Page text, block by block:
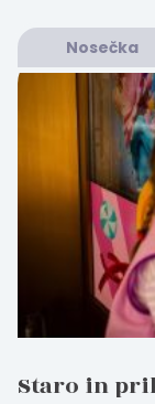
Nosečka
Staro in